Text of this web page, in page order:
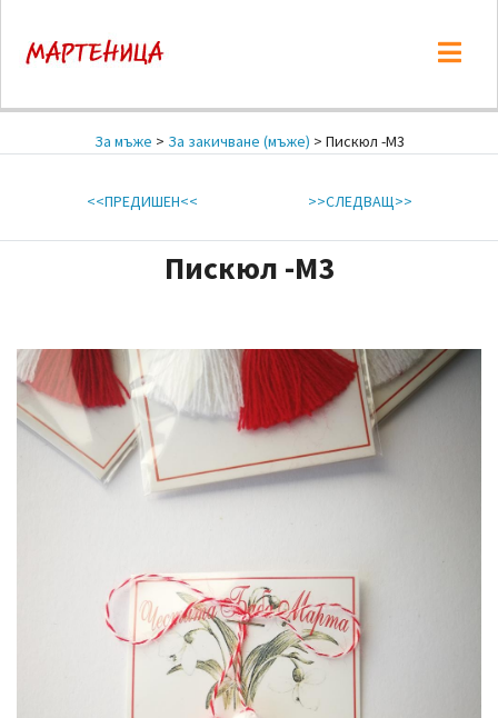
За мъже > За закичване (мъже) > Пискюл -М3
<<ПРЕДИШЕН<< >>СЛЕДВАЩ>>
Пискюл -М3